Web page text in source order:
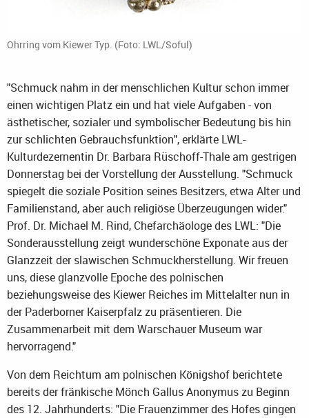
Ohrring vom Kiewer Typ. (Foto: LWL/Soful)
"Schmuck nahm in der menschlichen Kultur schon immer
einen wichtigen Platz ein und hat viele Aufgaben - von
ästhetischer, sozialer und symbolischer Bedeutung bis hin
zur schlichten Gebrauchsfunktion", erklärte LWL-
Kulturdezernentin Dr. Barbara Rüschoff-Thale am gestrigen
Donnerstag bei der Vorstellung der Ausstellung. "Schmuck
spiegelt die soziale Position seines Besitzers, etwa Alter und
Familienstand, aber auch religiöse Überzeugungen wider."
Prof. Dr. Michael M. Rind, Chefarchäologe des LWL: "Die
Sonderausstellung zeigt wunderschöne Exponate aus der
Glanzzeit der slawischen Schmuckherstellung. Wir freuen
uns, diese glanzvolle Epoche des polnischen
beziehungsweise des Kiewer Reiches im Mittelalter nun in
der Paderborner Kaiserpfalz zu präsentieren. Die
Zusammenarbeit mit dem Warschauer Museum war
hervorragend."
Von dem Reichtum am polnischen Königshof berichtete
bereits der fränkische Mönch Gallus Anonymus zu Beginn
des 12. Jahrhunderts: "Die Frauenzimmer des Hofes gingen